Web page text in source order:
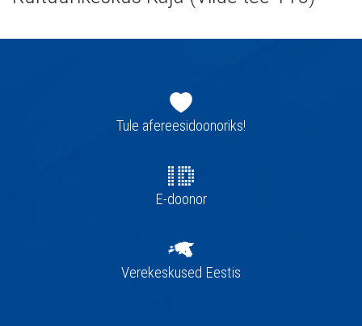
navigatsioonTule afereesidoonoriks!
E-doonor
Verekeskused Eestis